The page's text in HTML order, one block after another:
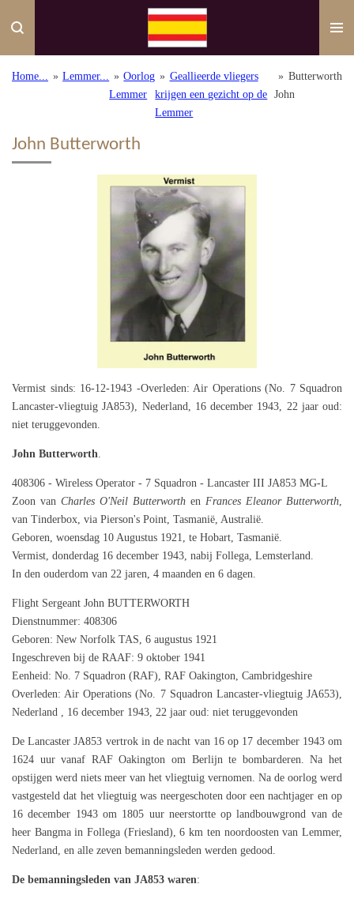
direct
de
Home... » Lemmer... » Oorlog
Lemmer
» Geallieerde vliegers
krijgen een gezicht op de
Lemmer
» Butterworth
John
John Butterworth
Vermist sinds: 16-12-1943 -Overleden: Air Operations (No. 7 Squadron
Lancaster-vliegtuig JA853), Nederland, 16 december 1943, 22 jaar oud:
niet teruggevonden.
John Butterworth
408306 - Wireless Operator - 7 Squadron - Lancaster III JA853 MG-L
Zoon van Charles O'Neil Butterworth en Frances Eleanor Butterworth
van Tinderbox, via Pierson's Point, Tasmanië, Australië.
Geboren, woensdag 10 Augustus 1921, te Hobart, Tasmanië.
Vermist, donderdag 16 december 1943, nabij Follega, Lemsterland.
In den ouderdom van 22 jaren, 4 maanden en 6 dagen.
Flight Sergeant John BUTTERWORTH
Dienstnummer: 408306
Geboren: New Norfolk TAS, 6 augustus 1921
Ingeschreven bij de RAAF: 9 oktober 1941
Eenheid: No. 7 Squadron (RAF), RAF Oakington, Cambridgeshire
Overleden: Air Operations (No. 7 Squadron Lancaster-vliegtuig JA653),
Nederland , 16 december 1943, 22 jaar oud: niet teruggevonden
De Lancaster JA853 vertrok in de nacht van 16 op 17 december 1943 om
1624 uur vanaf RAF Oakington om Berlijn te bombarderen. Na het
opstijgen werd niets meer van het vliegtuig vernomen. Na de oorlog werd
vastgesteld dat het vliegtuig was neergeschoten door een nachtjager en op
16 december 1943 om 1805 uur neerstortte op landbouwgrond van de
heer Bangma in Follega (Friesland), 6 km ten noordoosten van Lemmer,
Nederland, en alle zeven bemanningsleden werden gedood.
De bemanningsleden van JA853 waren: